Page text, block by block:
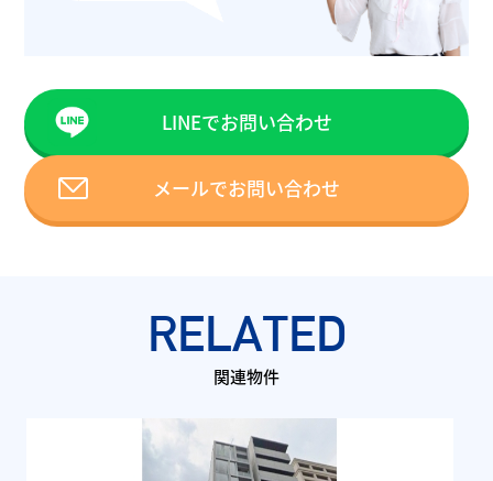
LINEでお問い合わせ
メールでお問い合わせ
RELATED
関連物件